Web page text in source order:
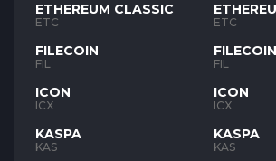
ETHEREUM CLASSIC
ETC
FILECOIN
FIL
ICON
ICX
KASPA
KAS
ETC
FILECOIN
FIL
ICON
ICX
KASPA
KAS